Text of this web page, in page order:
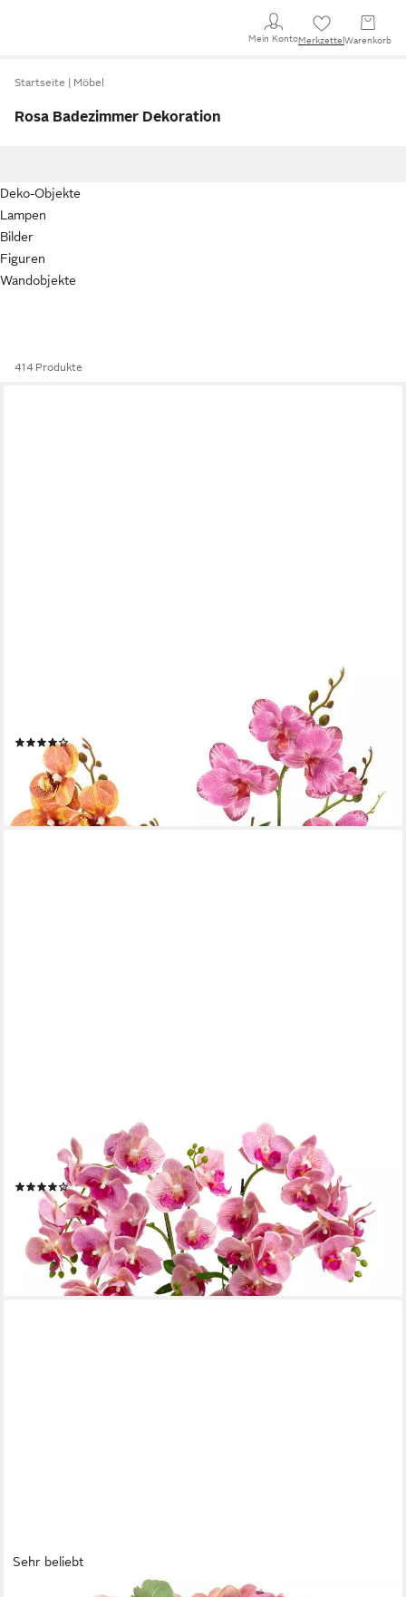
Mein KontoMerkzettel Warenkorb
Startseite Möbel
Rosa Badezimmer Dekoration
Deko-Objekte
Lampen
Bilder
Figuren
Wandobjekte
414 Produkte
Kunstpflanze Orchidee, Höhe 38 cm, Mit Blättern und
Luftwurzeln, im Topf aus Keramik, 2er Set
(21)
31,99 €
lieferbar - in 3-4 Werktagen bei dir
Kunstorchidee PASCH® XXL Orchidee künstlich wie echt (56cm)
in Hochglanz-Keramiktopf Orchidee, PASCH
(13)
64,99 € UVP92,99 €
-30%
lieferbar - in 5-6 Werktagen bei dir
+2
Sehr beliebt